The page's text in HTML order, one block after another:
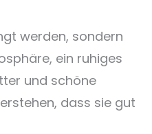
werden, sondern
ein ruhiges
und schöne
dass sie gut